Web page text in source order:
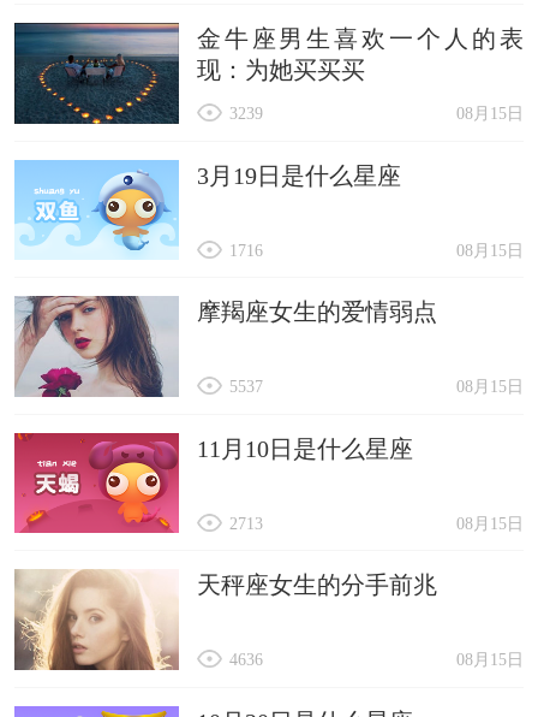
金牛座男生喜欢一个人的表
现：为她买买买
08月15日
3239
3月19日是什么星座
08月15日
1716
摩羯座女生的爱情弱点
08月15日
5537
11月10日是什么星座
08月15日
2713
天秤座女生的分手前兆
08月15日
4636